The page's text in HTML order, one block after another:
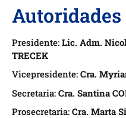
Autoridades
Presidente: Lic. Adm.
TRECEK
Vicepresidente: Cra.
Secretaria: Cra. Santina
Prosecretaria: Cra. Marta